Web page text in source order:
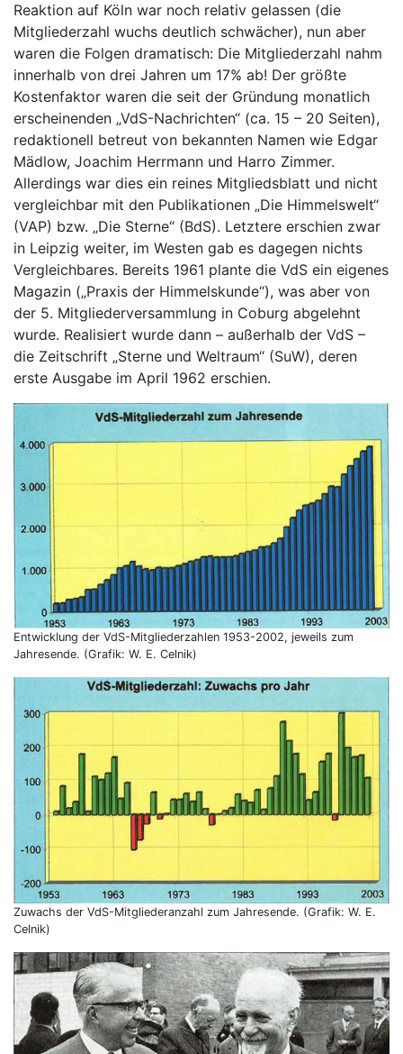
Reaktion auf Köln war noch relativ gelassen (die
Mitgliederzahl wuchs deutlich schwächer), nun aber
waren die Folgen dramatisch: Die Mitgliederzahl nahm
innerhalb von drei Jahren um 17% ab! Der größte
Kostenfaktor waren die seit der Gründung monatlich
erscheinenden „VdS-Nachrichten“ (ca. 15 – 20 Seiten),
redaktionell betreut von bekannten Namen wie Edgar
Mädlow, Joachim Herrmann und Harro Zimmer.
Allerdings war dies ein reines Mitgliedsblatt und nicht
vergleichbar mit den Publikationen „Die Himmelswelt“
(VAP) bzw. „Die Sterne“ (BdS). Letztere erschien zwar
in Leipzig weiter, im Westen gab es dagegen nichts
Vergleichbares. Bereits 1961 plante die VdS ein eigenes
Magazin („Praxis der Himmelskunde“), was aber von
der 5. Mitgliederversammlung in Coburg abgelehnt
wurde. Realisiert wurde dann – außerhalb der VdS –
die Zeitschrift „Sterne und Weltraum“ (SuW), deren
erste Ausgabe im April 1962 erschien.
Entwicklung der VdS-Mitgliederzahlen 1953-2002, jeweils zum
Jahresende. (Grafik: W. E. Celnik)
Zuwachs der VdS-Mitgliederanzahl zum Jahresende. (Grafik: W. E.
Celnik)